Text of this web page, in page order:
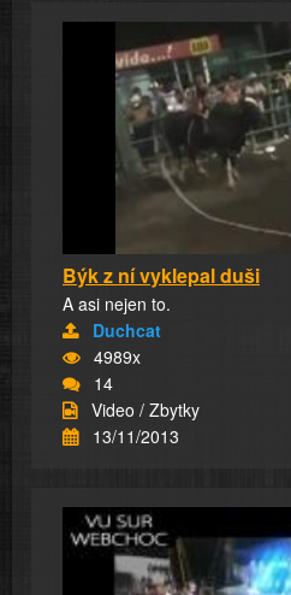
Býk z ní vyklepal duši
A asi nejen to.
Duchcat
4989x
14
Video / Zbytky
13/11/2013